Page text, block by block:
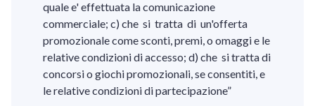
quale e' effettuata la comunicazione
commerciale; c) che si tratta di un'offerta
promozionale come sconti, premi, o omaggi e le
relative condizioni di accesso; d) che si tratta di
concorsi o giochi promozionali, se consentiti, e
le relative condizioni di partecipazione”